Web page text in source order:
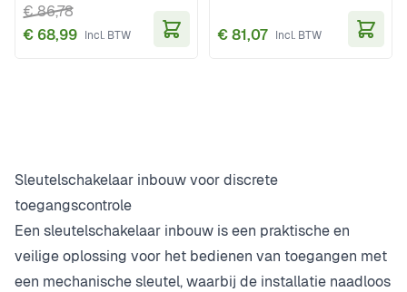
€ 68,99
€ 86,78
€ 81,07
Sleutelschakelaar inbouw voor discrete
toegangscontrole
Een sleutelschakelaar inbouw is een praktische en
veilige oplossing voor het bedienen van toegangen met
een mechanische sleutel, waarbij de installatie naadloos